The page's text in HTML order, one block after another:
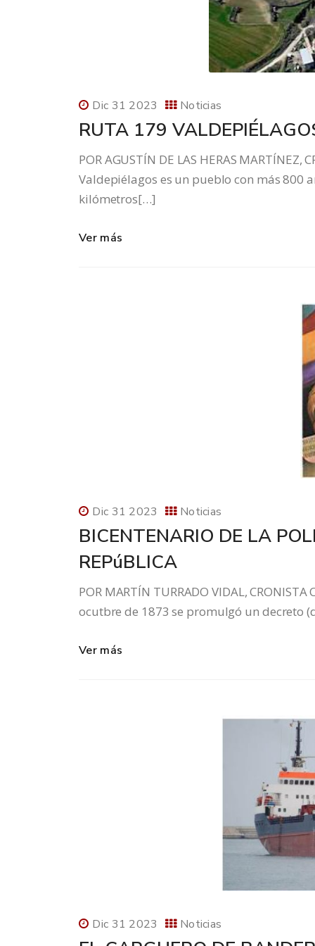
Dic 31 2023 Noticias
RUTA 179
POR AGUSTÍN DE LAS HERAS MARTÍNEZ,
Valdepiélagos es un pueblo con más 800
kilómetros[…]
Ver más
Dic 31 2023 Noticias
BICENTENARIO DE LA
REPúBLICA
POR MARTÍN TURRADO VIDAL, CRONISTA
ocutbre de 1873 se promulgó un decreto
Ver más
Dic 31 2023 Noticias